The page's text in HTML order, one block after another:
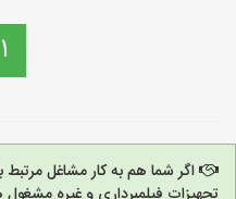
1
اگر شما هم به کار مشاغل مرتبط